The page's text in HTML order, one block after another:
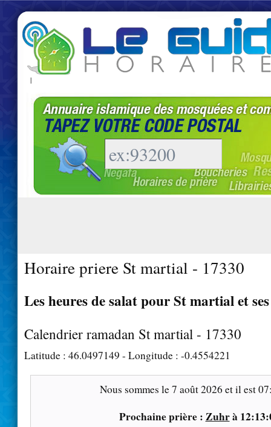
|
Horaire priere St martial - 17330
Les heures de salat pour St martial et
Calendrier ramadan St martial - 17330
Latitude : 46.0497149 - Longitude : -0.4554221
Nous sommes le7 août 2026 et il est
Prochaine prière : Zuhrà